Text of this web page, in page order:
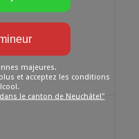
majeures.
et acceptez les conditions
le canton de Neuchâtel"